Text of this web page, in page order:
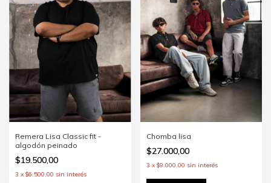
Remera Lisa Classic fit -
algodón peinado
$19.500,00
3 x $6.500,00 sin interés
Chomba lisa
$27.000,00
3 x $9.000,00 sin interés